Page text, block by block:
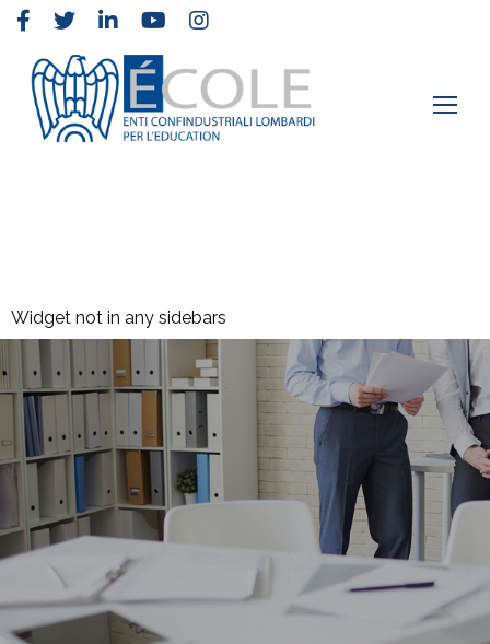
Elementor #2› Ricerche e approfondimenti›Archivio
Widget not in any sidebars